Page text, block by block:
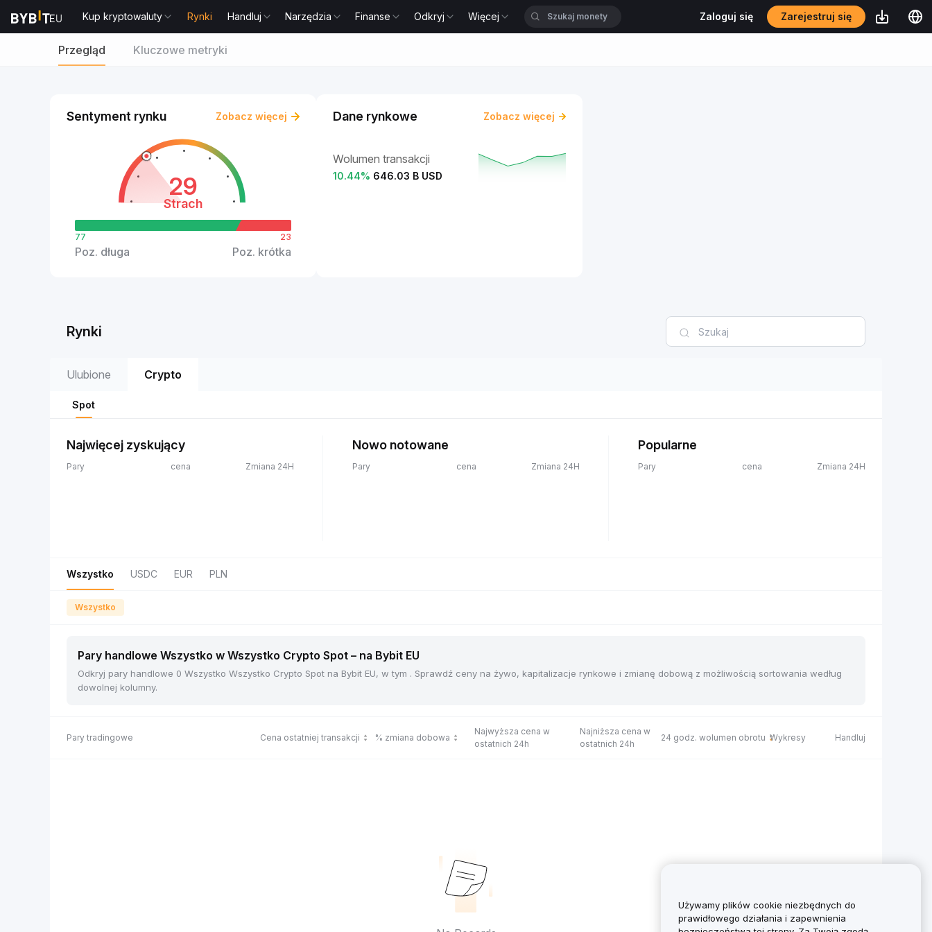
Kup kryptowaluty Rynki Handluj Narzędzia Finanse Odkryj Więcej Zaloguj się Zarejestruj się
Przegląd Kluczowe metryki
Sentyment rynku Zobacz więcej
29
Strach
77
Poz. długa
23
Poz. krótka
Dane rynkowe Zobacz więcej
Wolumen transakcji
10.44% 646.03 B USD
Rynki
Ulubione Crypto
Spot
Najwięcej zyskujący
Pary cena Zmiana 24H
Nowo notowane
Pary cena Zmiana 24H
Popularne
Pary cena Zmiana 24H
Wszystko USDC EUR PLN
Wszystko
Pary handlowe Wszystko w Wszystko Crypto Spot – na Bybit EU
Odkryj pary handlowe 0 Wszystko Wszystko Crypto Spot na Bybit EU, w tym . Sprawdź ceny na żywo, kapitalizacje rynkowe i zmianę dobową z możliwością sortowania według
dowolnej kolumny.
Pary tradingowe Cena ostatniej transakcji % zmiana dobowa
Najwyższa cena w
ostatnich 24h
Najniższa cena w
ostatnich 24h
24 godz. wolumen obrotu Wykresy Handluj
Używamy plików cookie niezbędnych do
prawidłowego działania i zapewnienia